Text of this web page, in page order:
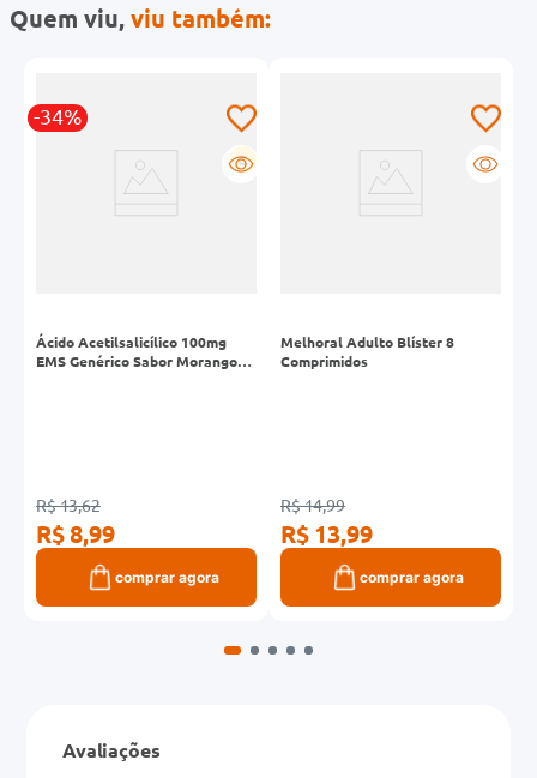
Quem viu,viu também:
-34%
G
Ácido Acetilsalicílico 100mg
EMS Genérico Sabor Morango
R$ 13,62
R$ 8,99
comprar agora
Melhoral Adulto Blíster 8
Comprimidos
R$ 14,99
R$ 13,99
comprar agora
Avaliações